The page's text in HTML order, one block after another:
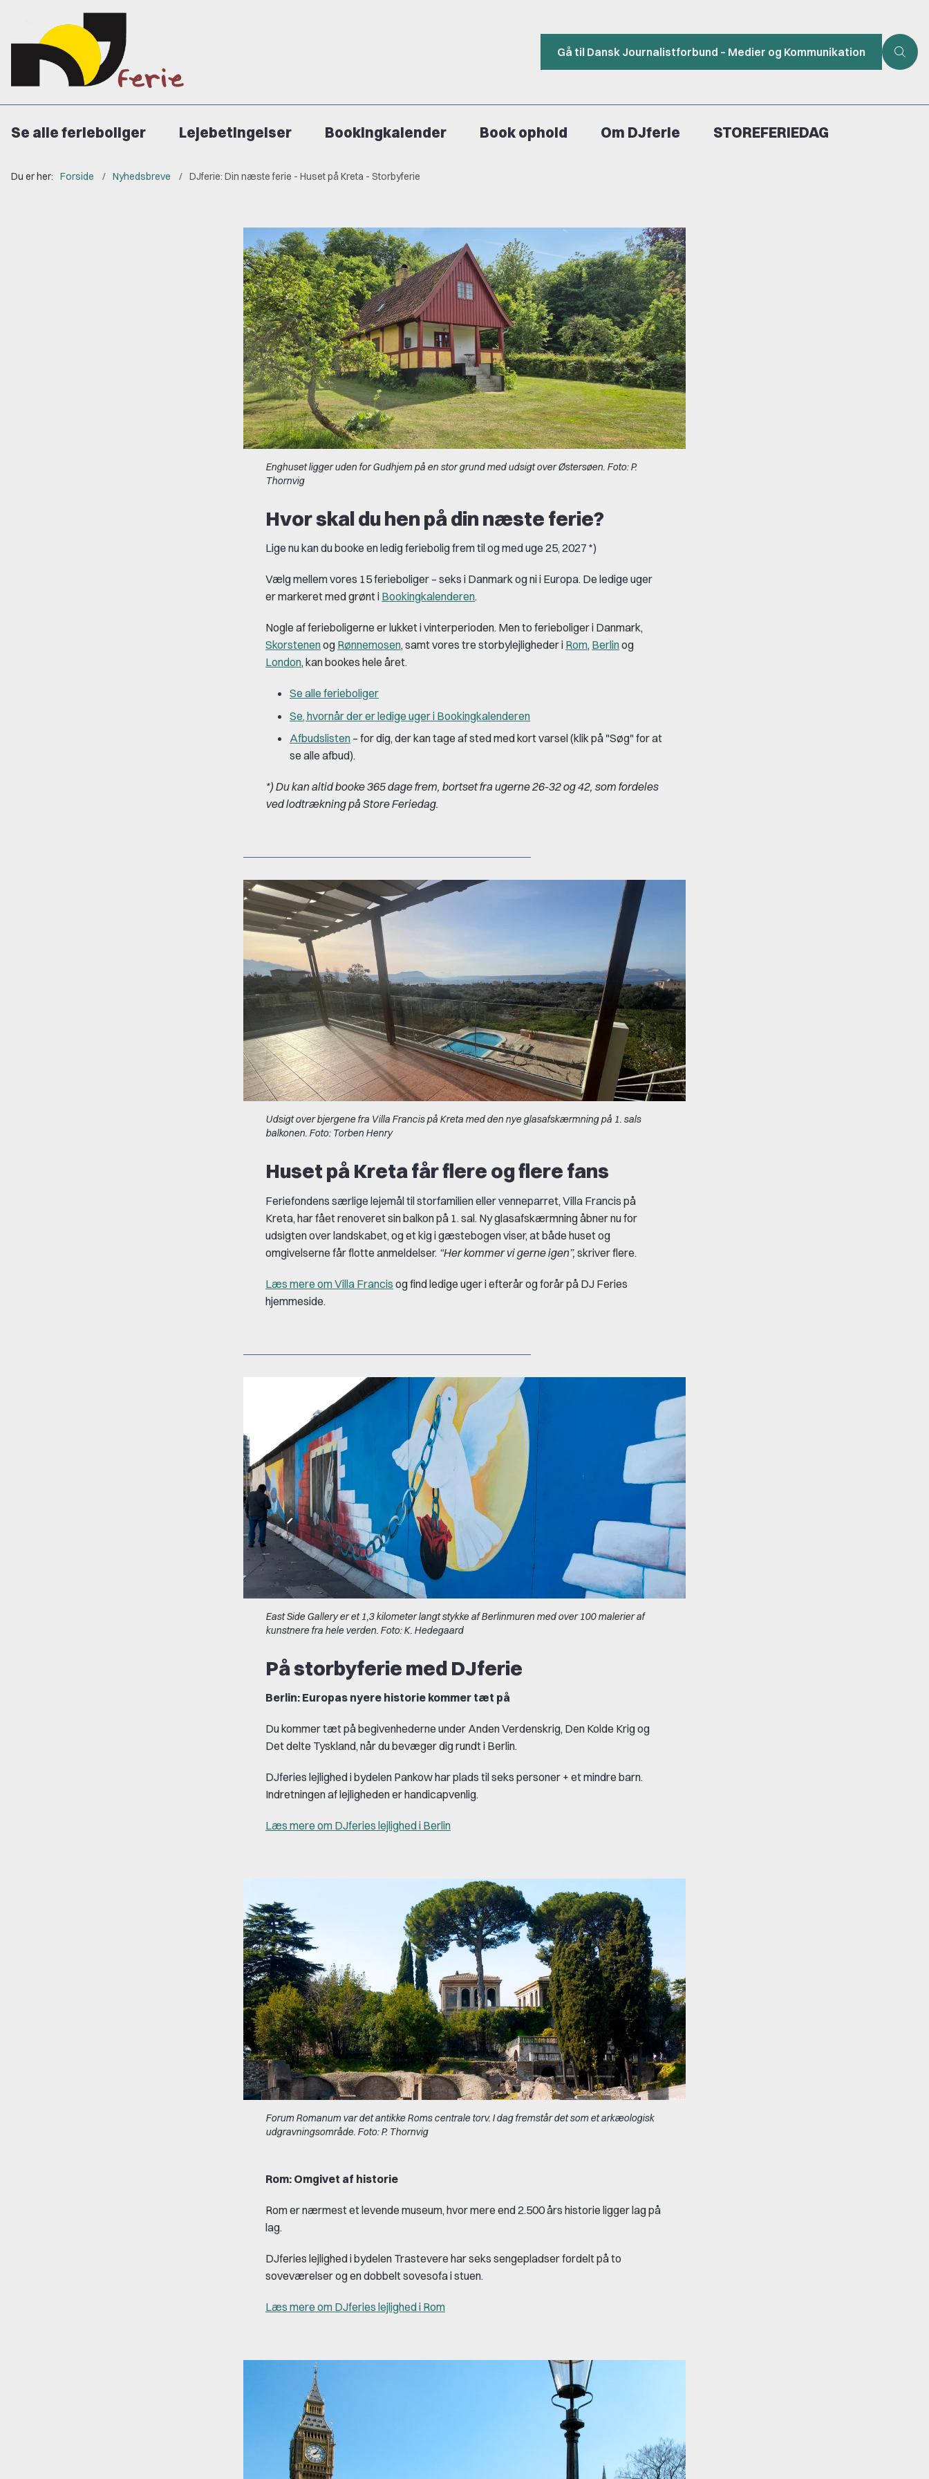
Gå til Dansk Journalistforbund – Medier og Kommunikation
Se alle ferieboliger Lejebetingelser Bookingkalender Book ophold Om DJferie STOREFERIEDAG
Du er her: Forside Nyhedsbreve DJferie: Din næste ferie - Huset på Kreta - Storbyferie
Enghuset ligger uden for Gudhjem på en stor grund med udsigt over Østersøen. Foto: P.
Thornvig
Hvor skal du hen på din næste ferie?
Lige nu kan dubooke en ledig feriebolig frem til og med uge 25, 2027 *)
Vælg mellem vores 15 ferieboliger – seks i Danmark og ni i Europa. De ledige uger
er markeret med grønt i Bookingkalenderen.
Nogle af ferieboligerne er lukket i vinterperioden. Men to ferieboliger i Danmark,
Skorstenenog Rønnemosen, samt vores tre storbylejligheder i Rom, Berlinog
London, kan bookes hele året.
Se alle ferieboliger
Se, hvornår der er ledige uger i Bookingkalenderen
Afbudslisten – for dig, der kan tage af sted med kort varsel (klik på "Søg" for at
se alle afbud).
*) Du kan altid booke 365 dage frem, bortset fra ugerne 26-32 og 42, som fordeles
ved lodtrækning på Store Feriedag.
Udsigt over bjergene fra Villa Francis på Kreta med den nye glasafskærmning på 1. sals
balkonen. Foto: Torben Henry
Huset på Kreta får flere og flere fans
Feriefondens særlige lejemål til storfamilien eller venneparret, Villa Francis på
Kreta, har fået renoveret sin balkon på 1. sal. Ny glasafskærmning åbner nu for
udsigten over landskabet, og et kig i gæstebogen viser, at både huset og
omgivelserne får flotte anmeldelser. “Her kommer vi gerne igen”, skriver flere.
Læs mere om Villa Francis og find ledige uger i efterår og forår på DJ Feries
hjemmeside.
East Side Gallery er et 1,3 kilometer langt stykke af Berlinmuren med over 100 malerier af
kunstnere fra hele verden. Foto: K. Hedegaard
På storbyferie med DJferie
Berlin: Europas nyere historie kommer tæt på
Du kommer tæt på begivenhederne under Anden Verdenskrig, Den Kolde Krig og
Det delte Tyskland, når du bevæger dig rundt i Berlin.
DJferies lejlighed i bydelen Pankow har plads til seks personer + et mindre barn.
Indretningen af lejligheden er handicapvenlig.
Læs mere om DJferies lejlighed i Berlin
Forum Romanum var det antikke Roms centrale torv. I dag fremstår det som et arkæologisk
udgravningsområde. Foto: P. Thornvig
Rom: Omgivet af historie
Rom er nærmest et levende museum, hvor mere end 2.500 års historie ligger lag på
lag.
DJferies lejlighed i bydelen Trastevere har seks sengepladser fordelt på to
soveværelser og en dobbelt sovesofa i stuen.
Læs mere om DJferies lejlighed i Rom